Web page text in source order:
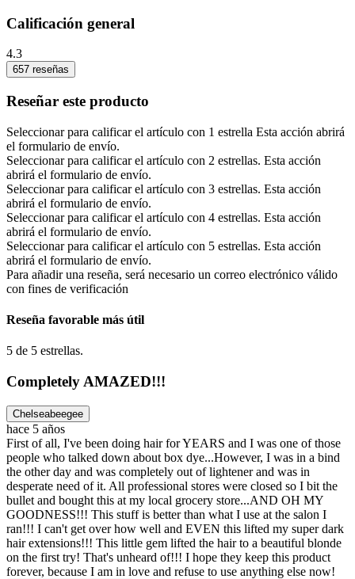
Calificación general
4.3
657 reseñas
Reseñar este producto
Seleccionar para calificar el artículo con 1 estrella Esta acción abrirá
el formulario de envío.
Seleccionar para calificar el artículo con 2 estrellas. Esta acción
abrirá el formulario de envío.
Seleccionar para calificar el artículo con 3 estrellas. Esta acción
abrirá el formulario de envío.
Seleccionar para calificar el artículo con 4 estrellas. Esta acción
abrirá el formulario de envío.
Seleccionar para calificar el artículo con 5 estrellas. Esta acción
abrirá el formulario de envío.
Para añadir una reseña, será necesario un correo electrónico válido
con fines de verificación
Reseña favorable más útil
5 de 5 estrellas.
Completely AMAZED!!!
Chelseabeegee
hace 5 años
First of all, I've been doing hair for YEARS and I was one of those
people who talked down about box dye...However, I was in a bind
the other day and was completely out of lightener and was in
desperate need of it. All professional stores were closed so I bit the
bullet and bought this at my local grocery store...AND OH MY
GOODNESS!!! This stuff is better than what I use at the salon I
ran!!! I can't get over how well and EVEN this lifted my super dark
hair extensions!!! This little gem lifted the hair to a beautiful blonde
on the first try! That's unheard of!!! I hope they keep this product
forever, because I am in love and refuse to use anything else now!